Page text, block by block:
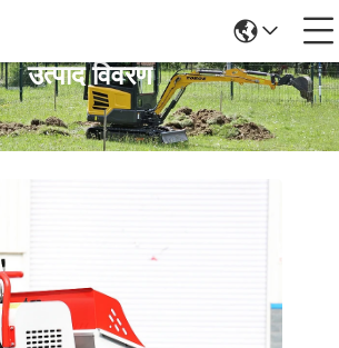
उत्पाद विवरण